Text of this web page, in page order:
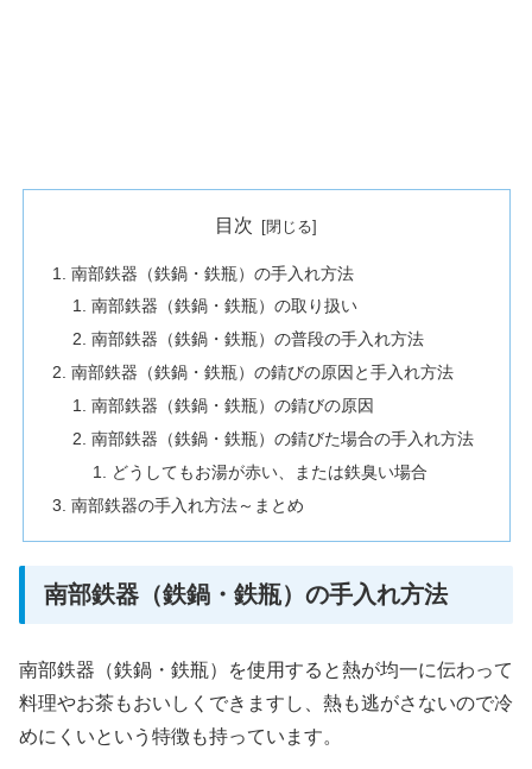
目次
南部鉄器（鉄鍋・鉄瓶）の手入れ方法
南部鉄器（鉄鍋・鉄瓶）の取り扱い
南部鉄器（鉄鍋・鉄瓶）の普段の手入れ方法
南部鉄器（鉄鍋・鉄瓶）の錆びの原因と手入れ方法
南部鉄器（鉄鍋・鉄瓶）の錆びの原因
南部鉄器（鉄鍋・鉄瓶）の錆びた場合の手入れ方法
どうしてもお湯が赤い、または鉄臭い場合
南部鉄器の手入れ方法～まとめ
南部鉄器（鉄鍋・鉄瓶）の手入れ方法
南部鉄器（鉄鍋・鉄瓶）を使用すると熱が均一に伝わって
料理やお茶もおいしくできますし、熱も逃がさないので冷
めにくいという特徴も持っています。